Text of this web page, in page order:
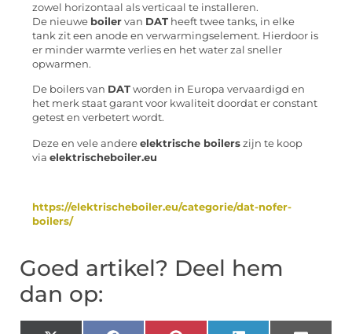
zowel horizontaal als verticaal te installeren.
De nieuwe boiler van DAT heeft twee tanks, in elke
tank zit een anode en verwarmingselement. Hierdoor is
er minder warmte verlies en het water zal sneller
opwarmen.
De boilers van DAT worden in Europa vervaardigd en
het merk staat garant voor kwaliteit doordat er constant
getest en verbetert wordt.
Deze en vele andere elektrische boilers zijn te koop
via elektrischeboiler.eu
https://elektrischeboiler.eu/categorie/dat-nofer-
boilers/
Goed artikel? Deel hem
dan op: